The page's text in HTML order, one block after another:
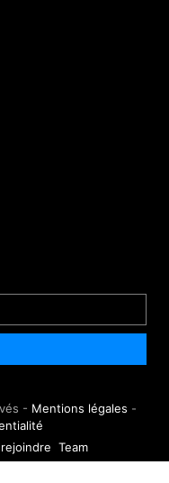
- Mentions légales -
Team